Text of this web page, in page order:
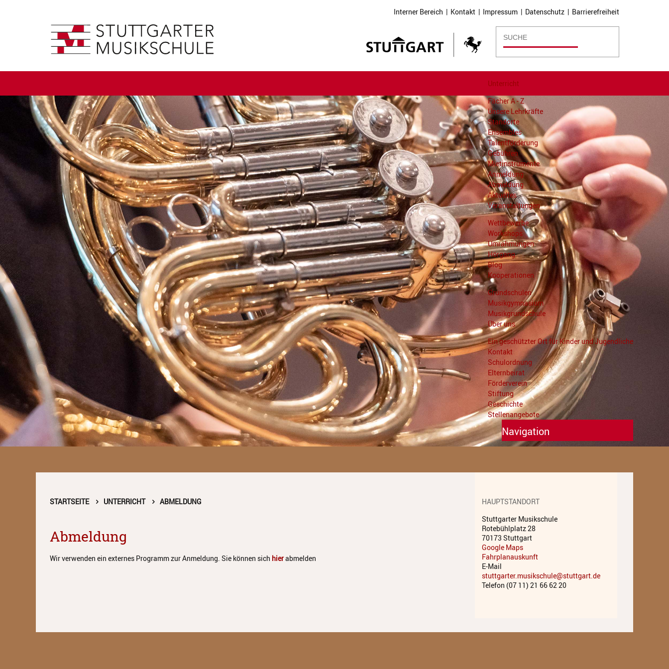
Interner Bereich | Kontakt | Impressum | Datenschutz | Barrierefreiheit
Unterricht
Fächer A - Z
Unsere Lehrkräfte
Standorte
Ensembles
Talentförderung
Gebühren
Mietinstrumente
Anmeldung
Abmeldung
Aktuelles
Veranstaltungen
Wettbewerbe
Workshops
Umrahmungen
Hörgang
Blog
Kooperationen
Grundschulen
Musikgymnasium
Musikgrundschule
Über uns
Ein geschützter Ort für Kinder und Jugendliche
Kontakt
Schulordnung
Elternbeirat
Förderverein
Stiftung
Geschichte
Stellenangebote
Navigation
Alte Musik
Blasinstrumente
Dirigieren
Elementare Musikpädagogik
Feldenkrais
STARTSEITE UNTERRICHT ABMELDUNG
Abmeldung
Wir verwenden ein externes Programm zur Anmeldung. Sie können sich hierabmelden
HAUPTSTANDORT
Stuttgarter Musikschule
Rotebühlplatz 28
70173 Stuttgart
Google Maps
Fahrplanauskunft
E-Mail
stuttgarter.musikschule@stuttgart.de
Telefon (07 11) 21 66 62 20